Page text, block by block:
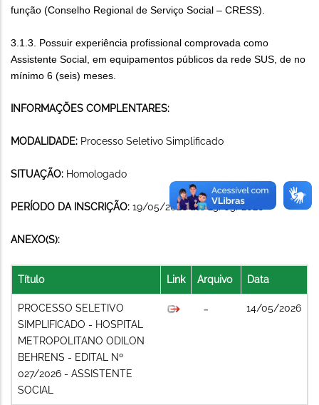
função (Conselho Regional de Serviço Social – CRESS).
3.1.3. Possuir experiência profissional comprovada como
Assistente Social, em equipamentos públicos da rede SUS, de no
mínimo 6 (seis) meses.
INFORMAÇÕES COMPLENTARES:
MODALIDADE: Processo Seletivo Simplificado
SITUAÇÃO: Homologado
PERÍODO DA INSCRIÇÃO: 19/05/2026 até 25/05/2026
ANEXO(S):
Título Link Arquivo Data
PROCESSO SELETIVO
SIMPLIFICADO - HOSPITAL
METROPOLITANO ODILON
BEHRENS - EDITAL Nº
027/2026 - ASSISTENTE
SOCIAL
14/05/2026